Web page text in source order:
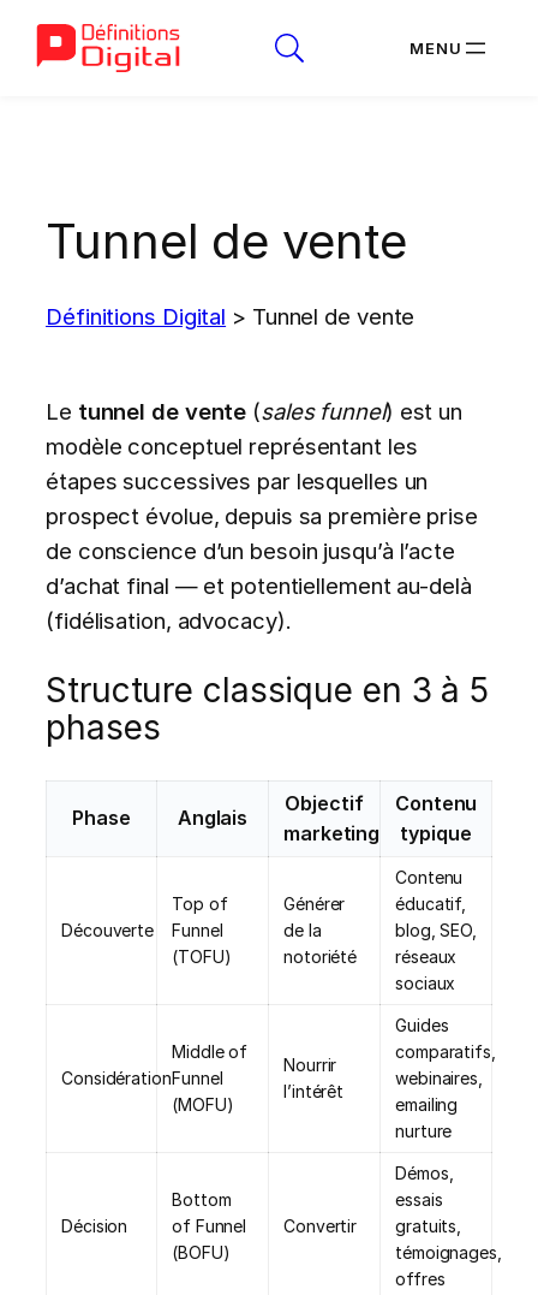
Tunnel de vente
Définitions Digital > Tunnel de vente
Le tunnel de vente (sales funnel) est un
modèle conceptuel représentant les
étapes successives par lesquelles un
prospect évolue, depuis sa première prise
de conscience d’un besoin jusqu’à l’acte
d’achat final — et potentiellement au-delà
(fidélisation, advocacy).
Structure classique en 3 à 5
phases
Phase Anglais
Objectif
marketing
Contenu
typique
Découverte
Top of
Funnel
(TOFU)
Générer
de la
notoriété
Contenu
éducatif,
blog, SEO,
réseaux
sociaux
Considération
Middle of
Funnel
(MOFU)
Nourrir
l’intérêt
Guides
comparatifs,
webinaires,
emailing
nurture
Décision
Bottom
of Funnel
(BOFU)
Convertir
Démos,
essais
gratuits,
témoignages,
offres